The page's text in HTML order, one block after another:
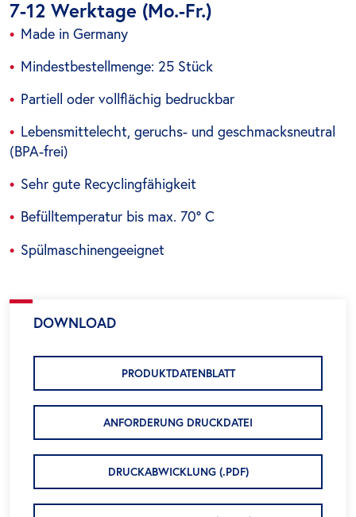
7-12 Werktage (Mo.-Fr.)
Made in Germany
Mindestbestellmenge: 25 Stück
Partiell oder vollflächig bedruckbar
Lebensmittelecht, geruchs- und geschmacksneutral
(BPA-frei)
Sehr gute Recyclingfähigkeit
Befülltemperatur bis max. 70° C
Spülmaschinengeeignet
DOWNLOAD
PRODUKTDATENBLATT
ANFORDERUNG DRUCKDATEI
DRUCKABWICKLUNG (.PDF)